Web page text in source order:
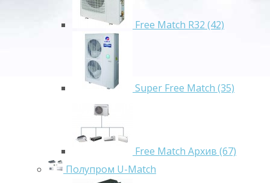
Free Match R32 (42)
Super Free Match (35)
Free Match Архив (67)
Полупром U-Match